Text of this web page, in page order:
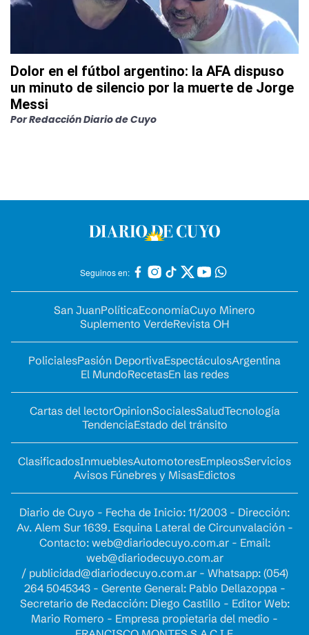
Dolor en el fútbol argentino: la AFA dispuso
un minuto de silencio por la muerte de Jorge
Messi
PorRedacción Diario de Cuyo
Seguinos en:
San JuanPolíticaEconomíaCuyo Minero
Suplemento VerdeRevista OH
PolicialesPasión DeportivaEspectáculosArgentina
El MundoRecetasEn las redes
Cartas del lectorOpinionSocialesSaludTecnología
TendenciaEstado del tránsito
ClasificadosInmueblesAutomotoresEmpleosServicios
Avisos Fúnebres y MisasEdictos
Diario de Cuyo - Fecha de Inicio: 11/2003 - Dirección:
Av. Alem Sur 1639. Esquina Lateral de Circunvalación -
Contacto: web@diariodecuyo.com.ar- Email:
web@diariodecuyo.com.ar
/ publicidad@diariodecuyo.com.ar- Whatsapp: (054)
264 5045343 - Gerente General: Pablo Dellazoppa -
Secretario de Redacción: Diego Castillo - Editor Web:
Mario Romero - Empresa propietaria del medio -